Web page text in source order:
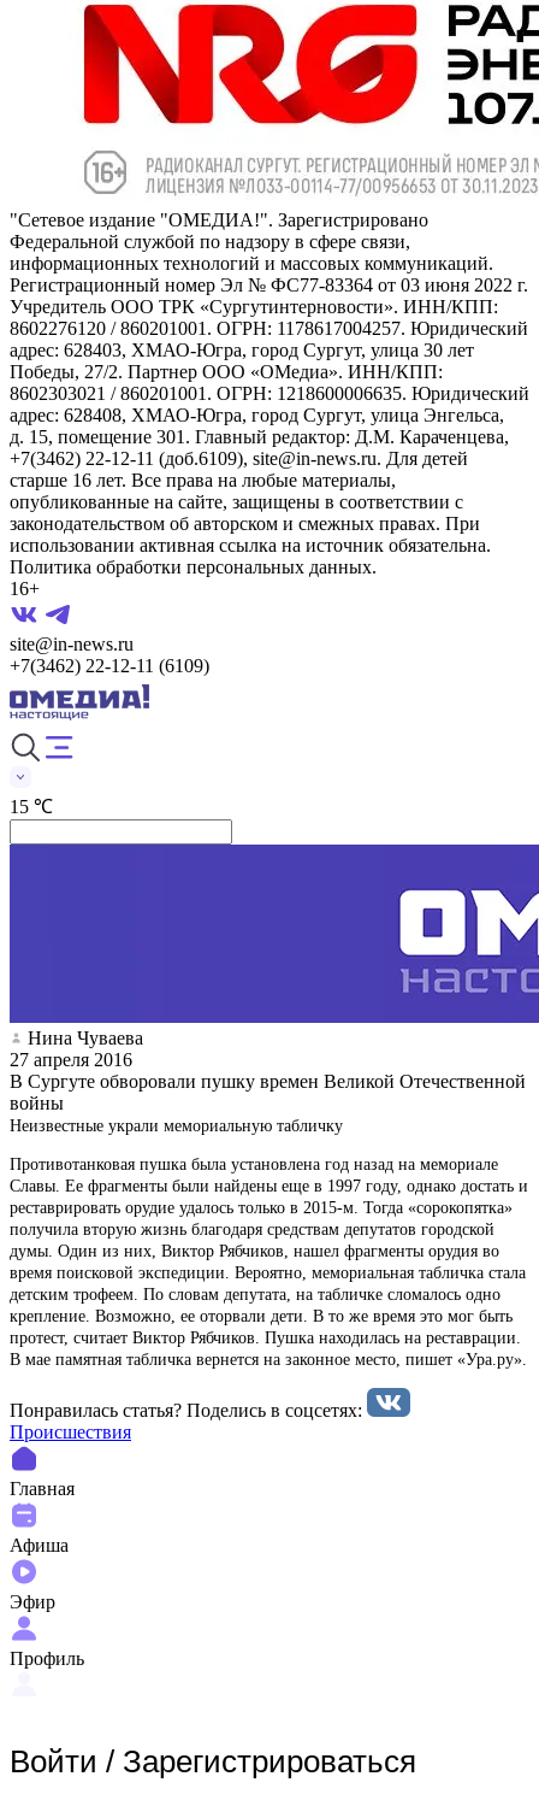
"Сетевое издание "ОМЕДИА!". Зарегистрировано
Федеральной службой по надзору в сфере связи,
информационных технологий и массовых коммуникаций.
Регистрационный номер Эл № ФС77-83364 от 03 июня 2022 г.
Учредитель ООО ТРК «Сургутинтерновости». ИНН/КПП:
8602276120 / 860201001. ОГРН: 1178617004257. Юридический
адрес: 628403, ХМАО-Югра, город Сургут, улица 30 лет
Победы, 27/2. Партнер ООО «ОМедиа». ИНН/КПП:
8602303021 / 860201001. ОГРН: 1218600006635. Юридический
адрес: 628408, ХМАО-Югра, город Сургут, улица Энгельса,
д. 15, помещение 301. Главный редактор: Д.М. Караченцева,
+7(3462) 22-12-11 (доб.6109), site@in-news.ru. Для детей
старше 16 лет. Все права на любые материалы,
опубликованные на сайте, защищены в соответствии с
законодательством об авторском и смежных правах. При
использовании активная ссылка на источник обязательна.
Политика обработки персональных данных.
16+
site@in-news.ru
+7(3462) 22-12-11 (6109)
15 ℃
Нина Чуваева
27 апреля 2016
В Сургуте обворовали пушку времен Великой Отечественной
войны
Неизвестные украли мемориальную табличку
Противотанковая пушка была установлена год назад на мемориале
Славы. Ее фрагменты были найдены еще в 1997 году, однако достать и
реставрировать орудие удалось только в 2015-м. Тогда «сорокопятка»
получила вторую жизнь благодаря средствам депутатов городской
думы. Один из них, Виктор Рябчиков, нашел фрагменты орудия во
время поисковой экспедиции. Вероятно, мемориальная табличка стала
детским трофеем. По словам депутата, на табличке сломалось одно
крепление. Возможно, ее оторвали дети. В то же время это мог быть
протест, считает Виктор Рябчиков. Пушка находилась на реставрации.
В мае памятная табличка вернется на законное место, пишет «Ура.ру».
Понравилась статья? Поделиcь в соцсетях:
Происшествия
Главная
Афиша
Эфир
Профиль
Войти / Зарегистрироваться